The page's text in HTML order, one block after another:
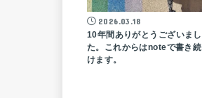
2026.03.18
10年間ありがとうございまし
た。これからはnoteで書き続
けます。